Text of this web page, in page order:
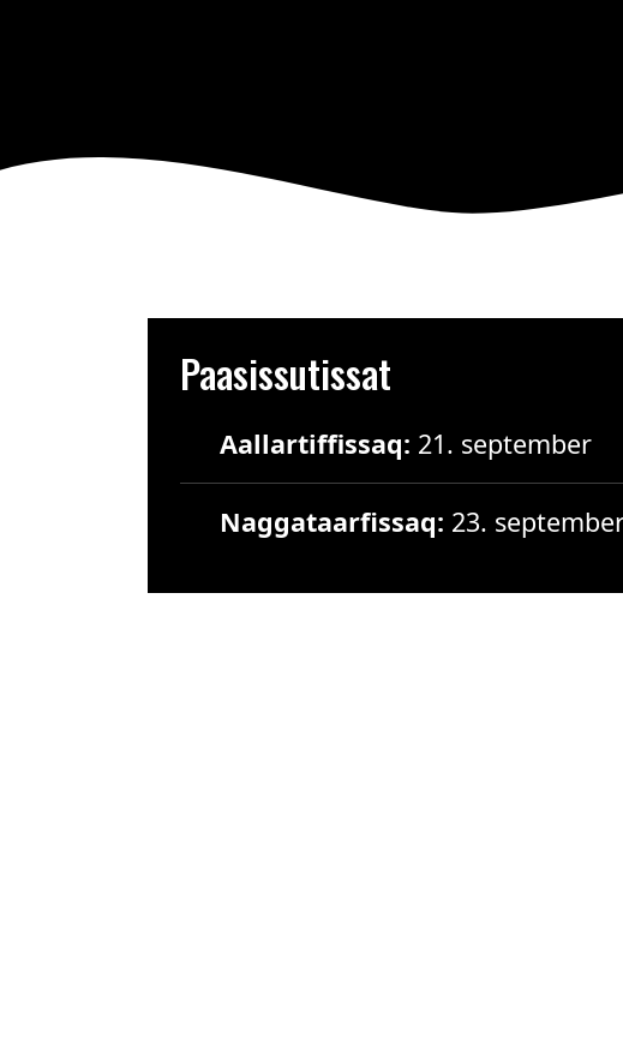
Paasissutissat
Aallartiffissaq: 21. september
Naggataarfissaq: 23.